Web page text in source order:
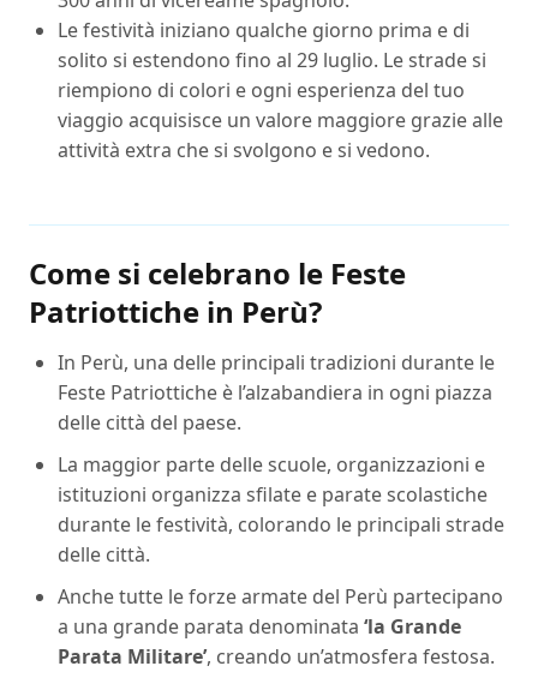
Le festività iniziano qualche giorno prima e di
solito si estendono fino al 29 luglio. Le strade si
riempiono di colori e ogni esperienza del tuo
viaggio acquisisce un valore maggiore grazie alle
attività extra che si svolgono e si vedono.
Come si celebrano le Feste
Patriottiche in Perù?
In Perù, una delle principali tradizioni durante le
Feste Patriottiche è l’alzabandiera in ogni piazza
delle città del paese.
La maggior parte delle scuole, organizzazioni e
istituzioni organizza sfilate e parate scolastiche
durante le festività, colorando le principali strade
delle città.
Anche tutte le forze armate del Perù partecipano
a una grande parata denominata ‘la Grande
Parata Militare’, creando un’atmosfera festosa.